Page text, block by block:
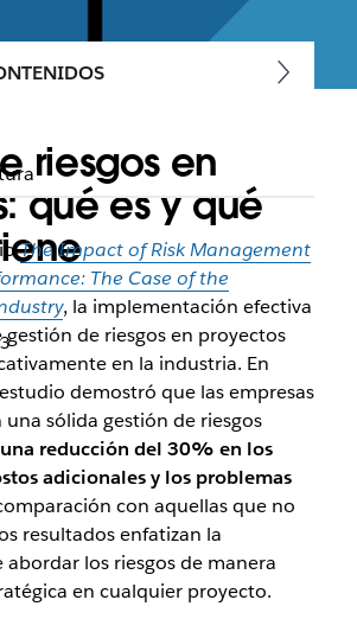
riesgos en
qué es y qué
The Impact of Risk Management
The Case of the
, la implementación efectiva
gestión de riesgos en proyectos
en la industria. En
demostró que las empresas
sólida gestión de riesgos
reducción del 30% en los
adicionales y los problemas
con aquellas que no
resultados enfatizan la
los riesgos de manera
en cualquier proyecto.